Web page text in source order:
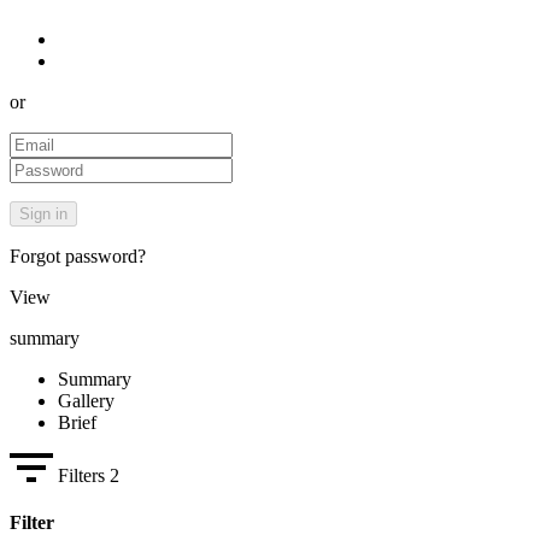
or
Forgot password?
View
summary
Summary
Gallery
Brief
Filters 2
Filter